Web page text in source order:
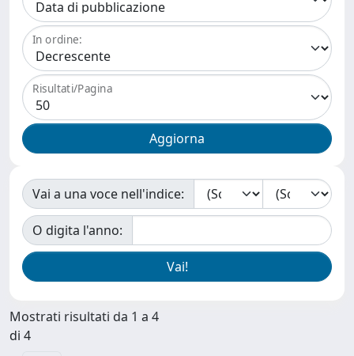
In ordine:
Risultati/Pagina
Vai a una voce nell'indice:
O digita l'anno:
Mostrati risultati da 1 a 4
di 4